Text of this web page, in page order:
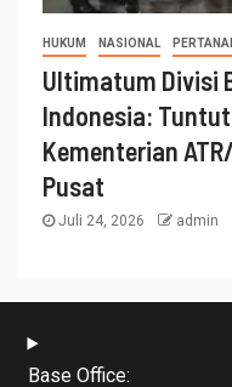
HUKUM NASIONAL
Ultimatum Divisi
Indonesia:
Kementerian
Pusat
Juli 24, 2026 admin
Base Office: